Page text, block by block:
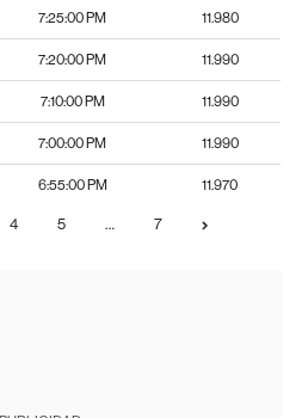
7:25:00 PM 11.980
7:20:00 PM 11.990
7:10:00 PM 11.990
7:00:00 PM 11.990
6:55:00 PM 11.970
4 5 … 7